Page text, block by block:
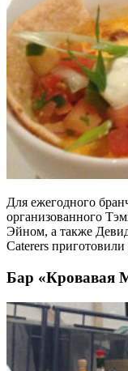
Для ежегодного
организованного
Эйном, а также
Caterers
Бар «Кровавая